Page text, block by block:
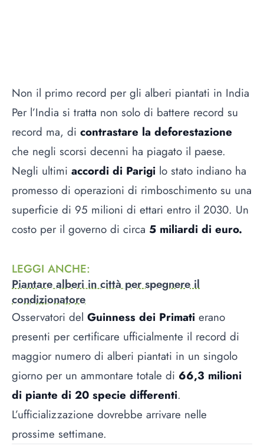
Non il primo record per gli alberi piantati in India
Per l’India si tratta non solo di battere record su
record ma, di contrastare la deforestazione
che negli scorsi decenni ha piagato il paese.
Negli ultimi accordi di Parigi lo stato indiano ha
promesso di operazioni di rimboschimento su una
superficie di 95 milioni di ettari entro il 2030. Un
costo per il governo di circa 5 miliardi di euro.
LEGGI ANCHE:
Piantare alberi in città per spegnere il
condizionatore
Osservatori del Guinness dei Primati erano
presenti per certificare ufficialmente il record di
maggior numero di alberi piantati in un singolo
giorno per un ammontare totale di 66,3 milioni
di piante di 20 specie differenti.
L’ufficializzazione dovrebbe arrivare nelle
prossime settimane.